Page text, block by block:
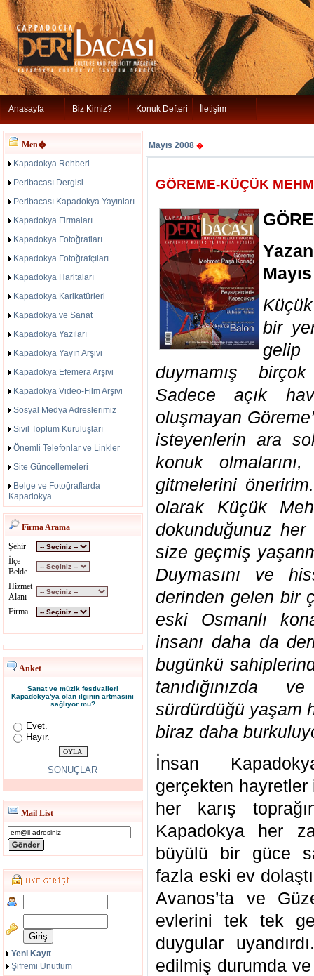
Anasayfa Biz Kimiz? Konuk Defteri İletişim
Men�
Kapadokya Rehberi
Peribacası Dergisi
Peribacası Kapadokya Yayınları
Kapadokya Firmaları
Kapadokya Fotoğrafları
Kapadokya Fotoğrafçıları
Kapadokya Haritaları
Kapadokya Karikatürleri
Kapadokya ve Sanat
Kapadokya Yazıları
Kapadokya Yayın Arşivi
Kapadokya Efemera Arşivi
Kapadokya Video-Film Arşivi
Sosyal Medya Adreslerimiz
Sivil Toplum Kuruluşları
Önemli Telefonlar ve Linkler
Site Güncellemeleri
Belge ve Fotoğraflarda
Kapadokya
Firma Arama
Şehir
İlçe-
Belde
Hizmet
Alanı
Firma
Anket
Sanat ve müzik festivalleri
Kapadokya'ya olan ilginin artmasını
sağlıyor mu?
Evet.
Hayır.
SONUÇLAR
Mail List
Yeni Kayıt
Şifremi Unuttum
Mayıs 2008 �
GÖREME-KÜÇÜK
bir
duymamış
Sadece açık
oluşmayan
isteyenlerin ara
konuk
gitmelerini
olarak Küçük
dokunduğunuz her
size geçmiş
Duymasını ve
derinden gelen bir
eski Osmanlı
insanı daha da
bugünkü
tanıdığınızda
sürdürdüğü yaşam
biraz daha
İnsan
gerçekten hayretler
her karış
Kapadokya her
büyülü bir güce
fazla eski ev
Avanos’ta ve
evlerini tek tek
duygular
edilmiş durumda